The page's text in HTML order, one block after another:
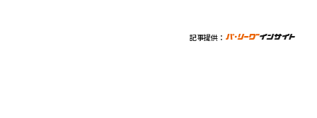
記事提供：